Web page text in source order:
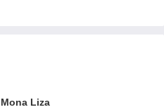
Mona Liza